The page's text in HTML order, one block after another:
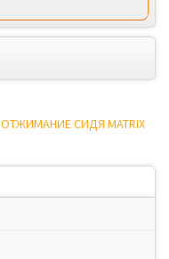
ОТЖИМАНИЕ СИДЯ MATRIX